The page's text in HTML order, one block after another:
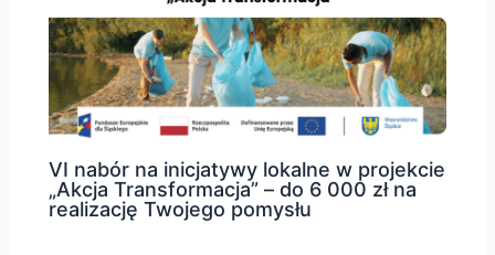
VI nabór na inicjatywy lokalne w projekcie
„Akcja Transformacja” – do 6 000 zł na
realizację Twojego pomysłu